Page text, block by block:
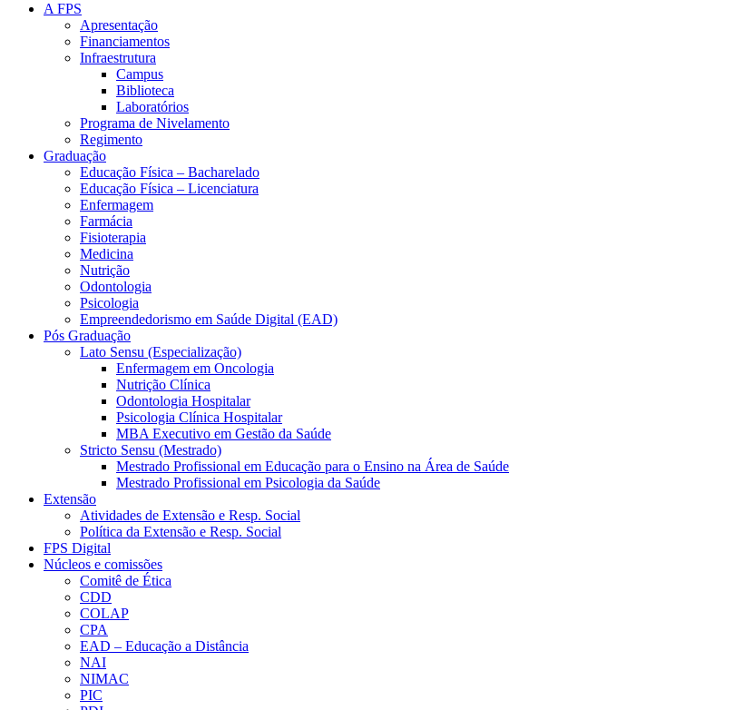
A FPS
Apresentação
Financiamentos
Infraestrutura
Campus
Biblioteca
Laboratórios
Programa de Nivelamento
Regimento
Graduação
Educação Física – Bacharelado
Educação Física – Licenciatura
Enfermagem
Farmácia
Fisioterapia
Medicina
Nutrição
Odontologia
Psicologia
Empreendedorismo em Saúde Digital (EAD)
Pós Graduação
Lato Sensu (Especialização)
Enfermagem em Oncologia
Nutrição Clínica
Odontologia Hospitalar
Psicologia Clínica Hospitalar
MBA Executivo em Gestão da Saúde
Stricto Sensu (Mestrado)
Mestrado Profissional em Educação para o Ensino na Área de Saúde
Mestrado Profissional em Psicologia da Saúde
Extensão
Atividades de Extensão e Resp. Social
Política da Extensão e Resp. Social
FPS Digital
Núcleos e comissões
Comitê de Ética
CDD
COLAP
CPA
EAD – Educação a Distância
NAI
NIMAC
PIC